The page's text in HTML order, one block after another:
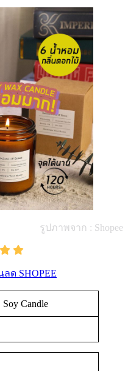
รูปภาพจาก : Shopee
ด SHOPEE
Candle